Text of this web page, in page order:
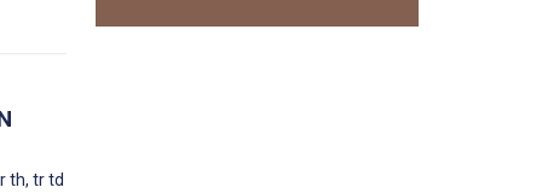
th, tr td